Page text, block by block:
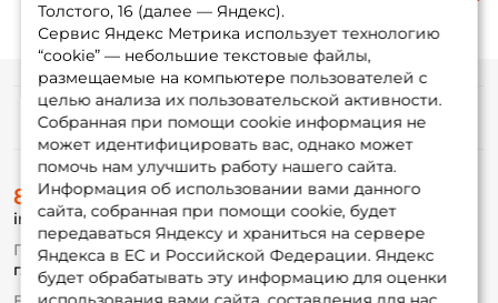
Толстого, 16 (далее — Яндекс).
Сервис Яндекс Метрика использует технологию
“cookie” — небольшие текстовые файлы,
размещаемые на компьютере пользователей с
целью анализа их пользовательской активности.
Собранная при помощи cookie информация не
может идентифицировать вас, однако может
помочь нам улучшить работу нашего сайта.
Информация об использовании вами данного
сайта, собранная при помощи cookie, будет
передаваться Яндексу и храниться на сервере
Яндекса в ЕС и Российской Федерации. Яндекс
будет обрабатывать эту информацию для оценки
Информация
О магазине
Доставка
Оплата
Fox-bonus
Гуру
8 (495) 532-77-88
info@foxfishing.ru
По вопросам с заказом
г. Москва, ул. Плеханова д.7